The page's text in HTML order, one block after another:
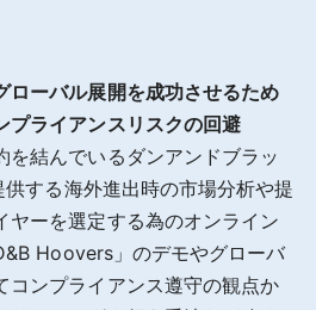
ローバル展開を成功させるため
プライアンスリスクの回避
を結んでいるダンアンドブラッ
供する海外進出時の市場分析や提
ヤーを選定する為のオンライン
Hoovers」のデモやグローバ
コンプライアンス遵守の観点か